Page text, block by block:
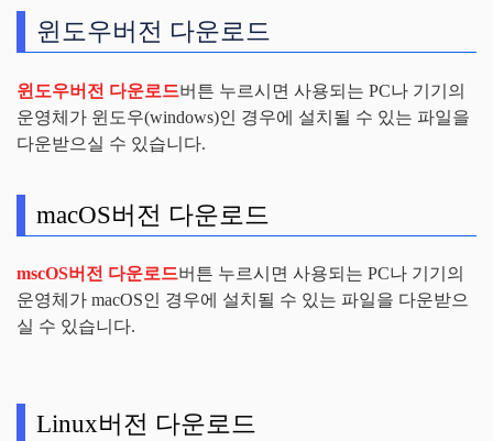
윈도우버전 다운로드
윈도우버전 다운로드버튼 누르시면 사용되는 PC나 기기의
운영체가 윈도우(windows)인 경우에 설치될 수 있는 파일을
다운받으실 수 있습니다.
macOS버전 다운로드
mscOS버전 다운로드버튼 누르시면 사용되는 PC나 기기의
운영체가 macOS인 경우에 설치될 수 있는 파일을 다운받으
실 수 있습니다.
Linux버전 다운로드